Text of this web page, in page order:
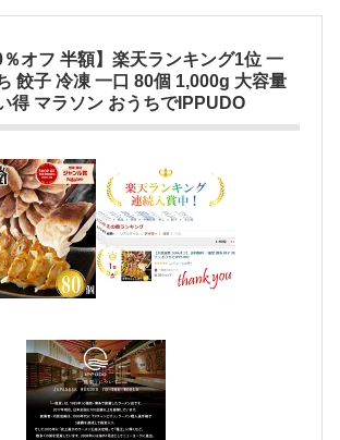
％オフ 半額】楽天ランキング1位 一
餃子 冷凍 一口 80個 1,000g 大容量
得 マラソン おうちでIPPUDO